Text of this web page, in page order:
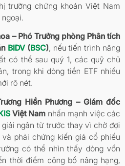
trường chứng khoán Việt Nam
– Phó Trưởng phòng Phân tích
BIDV(BSC), nếu tiến trình nâng
có thể sau quý 1, các quỹ chủ
trong khi dòng tiền ETF nhiều
rõ nét.
Hiền Phương – Giám đốc
Việt Nam nhấn mạnh việc các
ngân từ trước thay vì chờ đợi
phải chứng kiến giá cổ phiếu
có thể nhìn thấy dòng vốn
thời điểm công bố nâng hạng,